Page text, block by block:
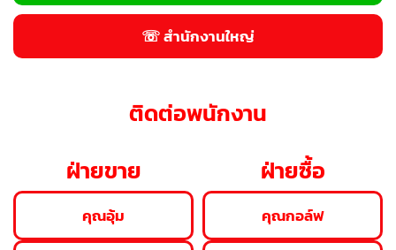
☏ สำนักงานใหญ่
ติดต่อพนักงาน
ฝ่ายขาย
คุณอุ้ม
ฝ่ายซื้อ
คุณกอล์ฟ